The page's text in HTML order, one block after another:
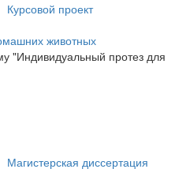
Курсовой проект
животных
"Индивидуальный протез для
Магистерская диссертация